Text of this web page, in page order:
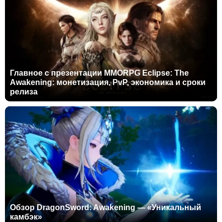
Главное с презентации MMORPG Eclipse: The
Awakening: монетизация, PvP, экономика и сроки
релиза
Обзор DragonSword: Awakening — «Уникальный
камбэк»